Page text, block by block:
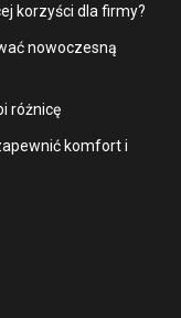
korzyści dla firmy?
nowoczesną
różnicę
komfort i